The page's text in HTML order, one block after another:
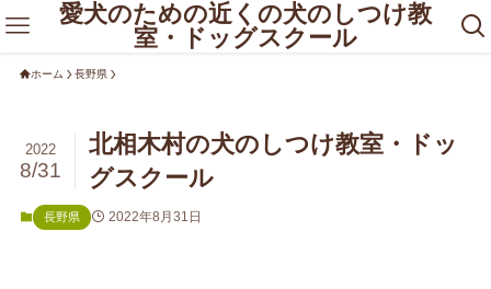
愛犬のための近くの犬のしつけ教
室・ドッグスクール
ホーム 長野県
北相木村の犬のしつけ教室・ドッ
グスクール
2022
8/31
長野県 2022年8月31日